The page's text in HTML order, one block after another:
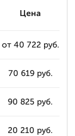
Цена
от 40 722 руб.
70 619 руб.
90 825 руб.
20 210 руб.